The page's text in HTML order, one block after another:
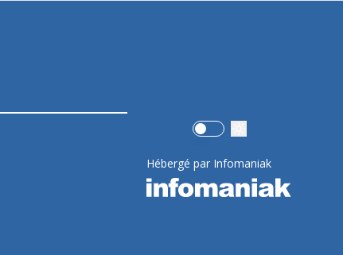
Use setting
Hébergé par Infomaniak